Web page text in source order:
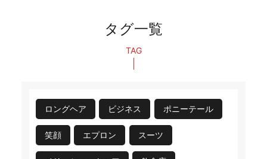
タグ一覧
TAG
ロングヘア ビジネス ポニーテール
笑顔 エプロン スーツ